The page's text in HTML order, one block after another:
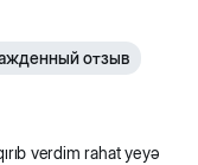
отзыв
verdim rahat yeyə